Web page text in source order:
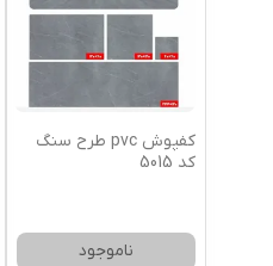
کفپوش pvc طرح سنگ
کد 5015
ناموجود